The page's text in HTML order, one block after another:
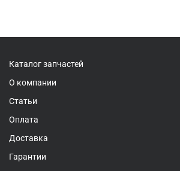
Каталог запчастей
О компании
Статьи
Оплата
Доставка
Гарантии